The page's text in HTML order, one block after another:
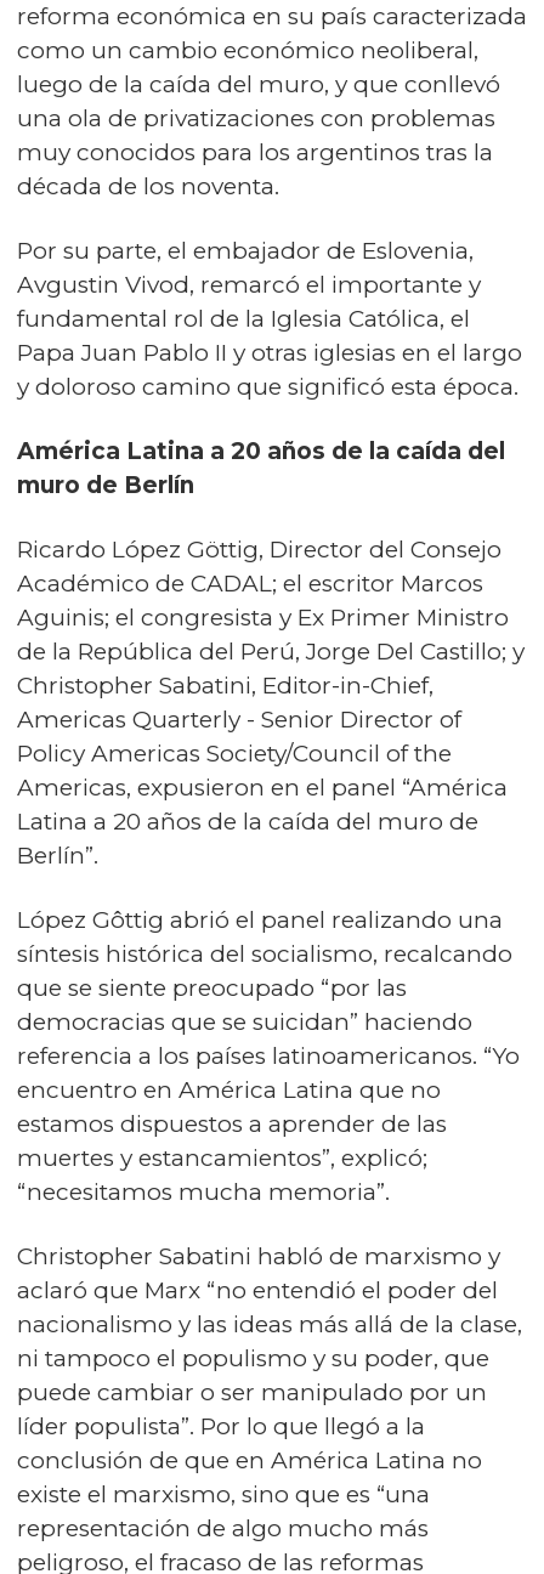
reforma económica en su país caracterizada
como un cambio económico neoliberal,
luego de la caída del muro, y que conllevó
una ola de privatizaciones con problemas
muy conocidos para los argentinos tras la
década de los noventa.
Por su parte, el embajador de Eslovenia,
Avgustin Vivod, remarcó el importante y
fundamental rol de la Iglesia Católica, el
Papa Juan Pablo II y otras iglesias en el largo
y doloroso camino que significó esta época.
América Latina a 20 años de la caída del
muro de Berlín
Ricardo López Göttig, Director del Consejo
Académico de CADAL; el escritor Marcos
Aguinis; el congresista y Ex Primer Ministro
de la República del Perú, Jorge Del Castillo; y
Christopher Sabatini, Editor-in-Chief,
Americas Quarterly - Senior Director of
Policy Americas Society/Council of the
Americas, expusieron en el panel “América
Latina a 20 años de la caída del muro de
Berlín”.
López Gôttig abrió el panel realizando una
síntesis histórica del socialismo, recalcando
que se siente preocupado “por las
democracias que se suicidan” haciendo
referencia a los países latinoamericanos. “Yo
encuentro en América Latina que no
estamos dispuestos a aprender de las
muertes y estancamientos”, explicó;
“necesitamos mucha memoria”.
Christopher Sabatini habló de marxismo y
aclaró que Marx “no entendió el poder del
nacionalismo y las ideas más allá de la clase,
ni tampoco el populismo y su poder, que
puede cambiar o ser manipulado por un
líder populista”. Por lo que llegó a la
conclusión de que en América Latina no
existe el marxismo, sino que es “una
representación de algo mucho más
peligroso, el fracaso de las reformas